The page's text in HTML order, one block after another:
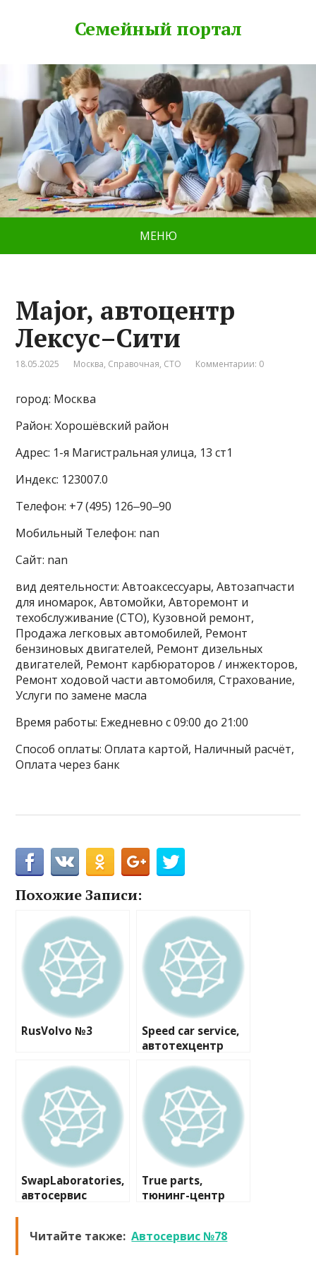
Семейный портал
МЕНЮ
Major, автоцентр
Лексус–Сити
18.05.2025 Москва, Справочная, СТО Комментарии: 0
город: Москва
Район: Хорошёвский район
Адрес: 1-я Магистральная улица, 13 ст1
Индекс: 123007.0
Телефон: +7 (495) 126‒90‒90
Мобильный Телефон: nan
Сайт: nan
вид деятельности: Автоаксессуары, Автозапчасти
для иномарок, Автомойки, Авторемонт и
техобслуживание (СТО), Кузовной ремонт,
Продажа легковых автомобилей, Ремонт
бензиновых двигателей, Ремонт дизельных
двигателей, Ремонт карбюраторов / инжекторов,
Ремонт ходовой части автомобиля, Страхование,
Услуги по замене масла
Время работы: Ежедневно с 09:00 до 21:00
Способ оплаты: Оплата картой, Наличный расчёт,
Оплата через банк
Похожие Записи:
RusVolvo №3
Speed car service,
автотехцентр
SwapLaboratories,
автосервис
True parts,
тюнинг-центр
Читайте также: Автосервис №78